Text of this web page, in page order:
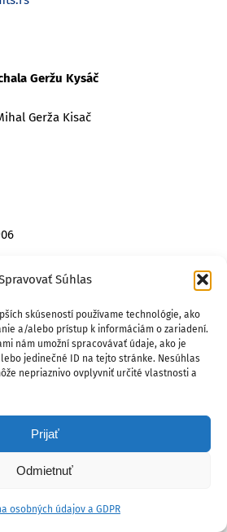
Súhlas
skúseností používame technológie, ako
a/alebo prístup k informáciám o zariadení.
nám umožní spracovávať údaje, ako je
jedinečné ID na tejto stránke. Nesúhlas
nepriaznivo ovplyvniť určité vlastnosti a
Prijať
Odmietnuť
osobných údajov a GDPR
Geržu Kysáč
Gerža Kisač
národný dom
dom
336